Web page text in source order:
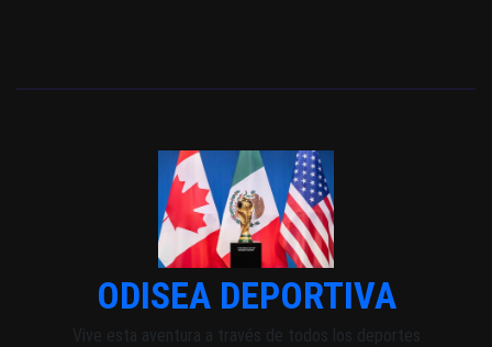
ODISEA DEPORTIVA
Vive esta aventura a través de todos los deportes